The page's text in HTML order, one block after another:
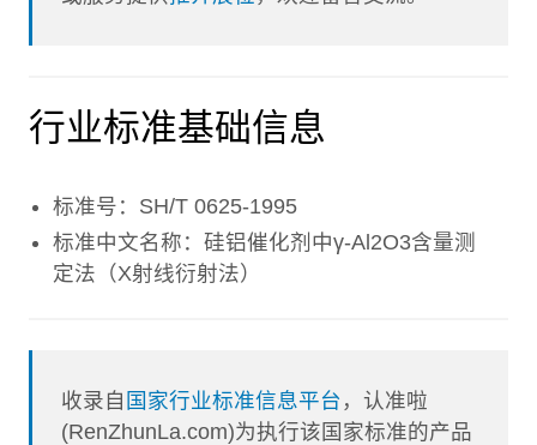
行业标准基础信息
标准号：SH/T 0625-1995
标准中文名称：硅铝催化剂中γ-Al2O3含量测
定法（X射线衍射法）
收录自 国家行业标准信息平台 ，认准啦
(RenZhunLa.com)为执行该国家标准的产品